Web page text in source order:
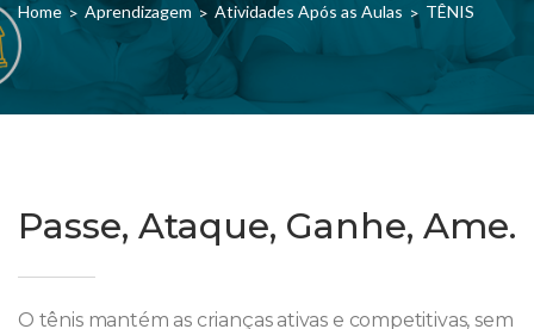
Home > Aprendizagem > Atividades Após as Aulas > TÊNIS
Passe, Ataque, Ganhe, Ame.
O tênis mantém as crianças ativas e competitivas, sem